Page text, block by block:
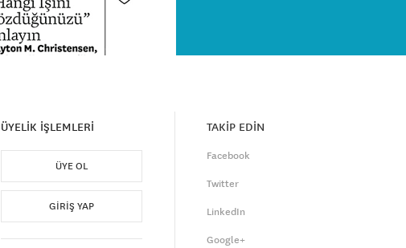
ÜYELİK İŞLEMLERİ
ÜYE OL
GIRIŞ YAP
TAKİP EDİN
Facebook
Twitter
LinkedIn
Google+